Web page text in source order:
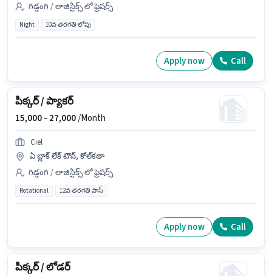
గిడ్డంగి / లాజిస్టిక్స్ లో ఫ్రెషర్స్
Night 10వ తరగతి లోపు
Apply now Call
పిక్కర్ / ప్యాకర్
15,000 - 27,000/Month
Ciel
ఏ బ్లాక్ లేక్ టౌన్, కోల్‌కతా
గిడ్డంగి / లాజిస్టిక్స్ లో ఫ్రెషర్స్
Rotational 12వ తరగతి పాస్
Apply now Call
పిక్కర్ / లోడర్